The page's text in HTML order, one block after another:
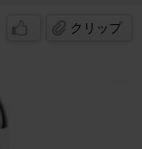
クリップ